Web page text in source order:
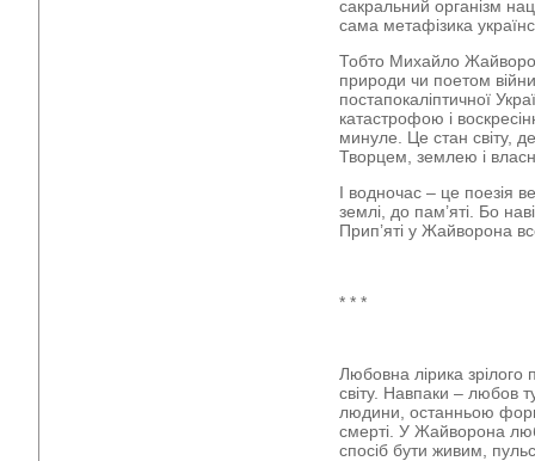
сакральний організм
сама метафізика
Тобто Михайло
природи чи поетом
постапокаліптичної
катастрофою і
минуле. Це стан світу,
Творцем, землею і
І водночас – це поезія
землі, до пам’яті. Бо
Прип’яті у Жайворона
* * *
Любовна лірика зрілого
світу. Навпаки – любов
людини, останньою
смерті. У Жайворона
спосіб бути живим,